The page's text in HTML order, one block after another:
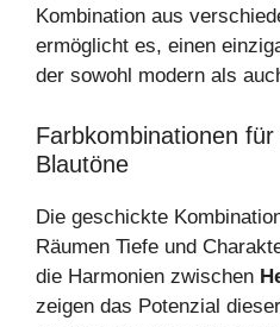
Kombination aus
ermöglicht es, einen
der sowohl modern als
Farbkombinationen
Blautöne
Die geschickte
Räumen Tiefe und
die Harmonien zwischen
zeigen das Potenzial